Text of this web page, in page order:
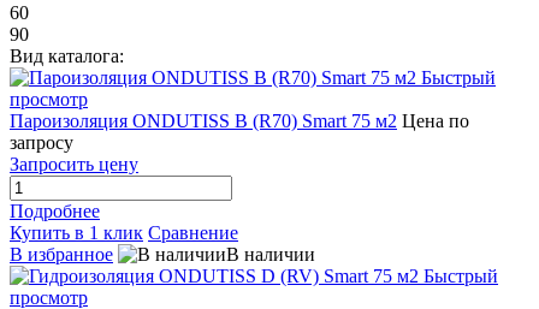
60
90
Вид каталога:
Быстрый
просмотр
Пароизоляция ONDUTISS B (R70) Smart 75 м2 Цена по
запросу
Запросить цену
Подробнее
Купить в 1 клик Сравнение
В избранное
В наличии
Быстрый
просмотр